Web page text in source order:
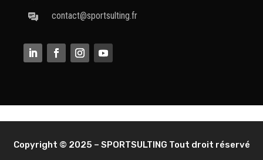
contact@sportsulting.fr
Copyright © 2025 – SPORTSULTING Tout droit réservé